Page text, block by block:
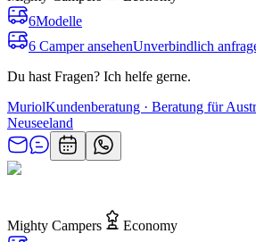
6Modelle
6 Camper ansehenUnverbindlich
Du hast Fragen? Ich helfe gerne.
MuriolKundenberatung · Beratung für
Neuseeland
Mighty Campers
Economy